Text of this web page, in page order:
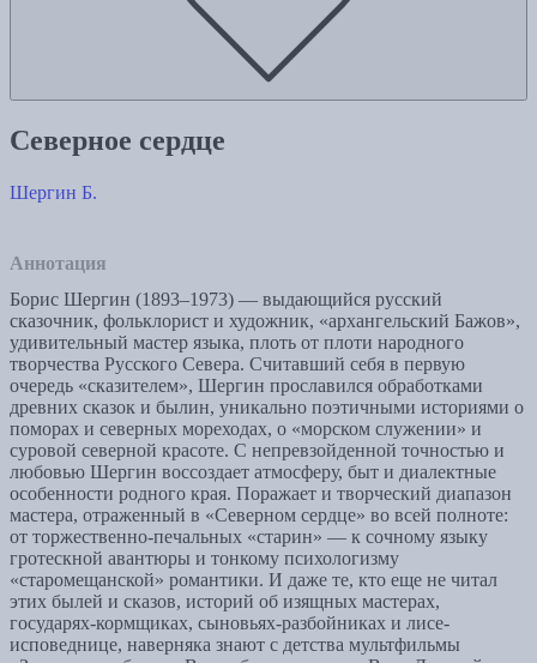
Северное сердце
Шергин Б.
Аннотация
Борис Шергин (1893–1973) — выдающийся русский
сказочник, фольклорист и художник, «архангельский Бажов»,
удивительный мастер языка, плоть от плоти народного
творчества Русского Севера. Считавший себя в первую
очередь «сказителем», Шергин прославился обработками
древних сказок и былин, уникально поэтичными историями о
поморах и северных мореходах, о «морском служении» и
суровой северной красоте. С непревзойденной точностью и
любовью Шергин воссоздает атмосферу, быт и диалектные
особенности родного края. Поражает и творческий диапазон
мастера, отраженный в «Северном сердце» во всей полноте:
от торжественно-печальных «старин» — к сочному языку
гротескной авантюры и тонкому психологизму
«старомещанской» романтики. И даже те, кто еще не читал
этих былей и сказов, историй об изящных мастерах,
государях-кормщиках, сыновьях-разбойниках и лисе-
исповеднице, наверняка знают с детства мультфильмы